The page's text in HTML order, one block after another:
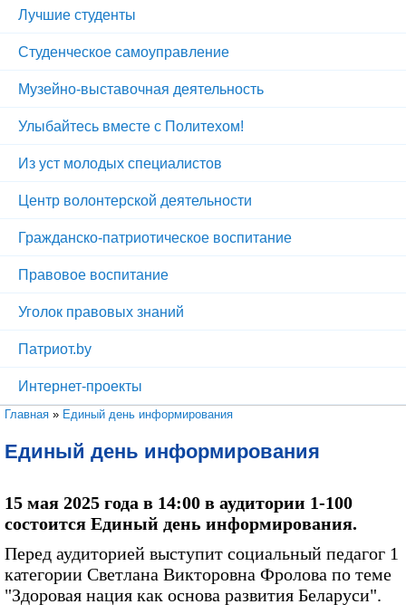
Лучшие студенты
Студенческое самоуправление
Музейно-выставочная деятельность
Улыбайтесь вместе с Политехом!
Из уст молодых специалистов
Центр волонтерской деятельности
Гражданско-патриотическое воспитание
Правовое воспитание
Уголок правовых знаний
Патриот.by
Интернет-проекты
Вы здесь
Главная » Единый день информирования
Единый день информирования
15 мая 2025 года в 14:00 в аудитории 1-100
состоится Единый день информирования.
Перед аудиторией выступит социальный педагог 1
категории Светлана Викторовна Фролова по теме
"Здоровая нация как основа развития Беларуси".